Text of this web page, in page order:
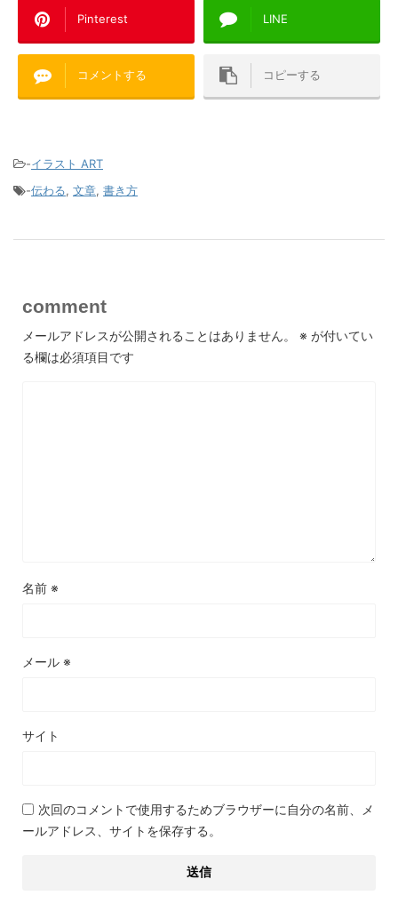
Pinterest LINE
コメントする コピーする
-イラスト ART
-伝わる, 文章, 書き方
comment
メールアドレスが公開されることはありません。 ※ が付いてい
る欄は必須項目です
名前 ※
メール ※
サイト
次回のコメントで使用するためブラウザーに自分の名前、メ
ールアドレス、サイトを保存する。